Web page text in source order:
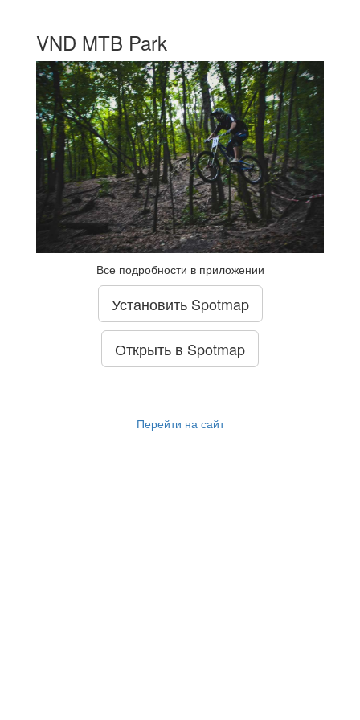
VND MTB Park
Все подробности в приложении
Установить Spotmap
Открыть в Spotmap
Перейти на сайт